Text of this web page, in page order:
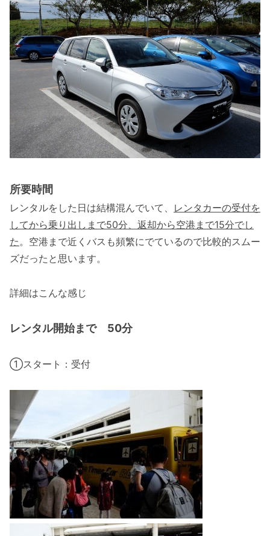
所要時間
レンタルをした日は結構混んでいて、 レンタカーの受付を
してから乗り出しまで50分、返却から空港まで15分でし
た。空港まで近くバスも頻繁にでているので比較的スムー
ズだったと思います。
詳細はこんな感じ
レンタル開始まで 50分
①スタート：受付